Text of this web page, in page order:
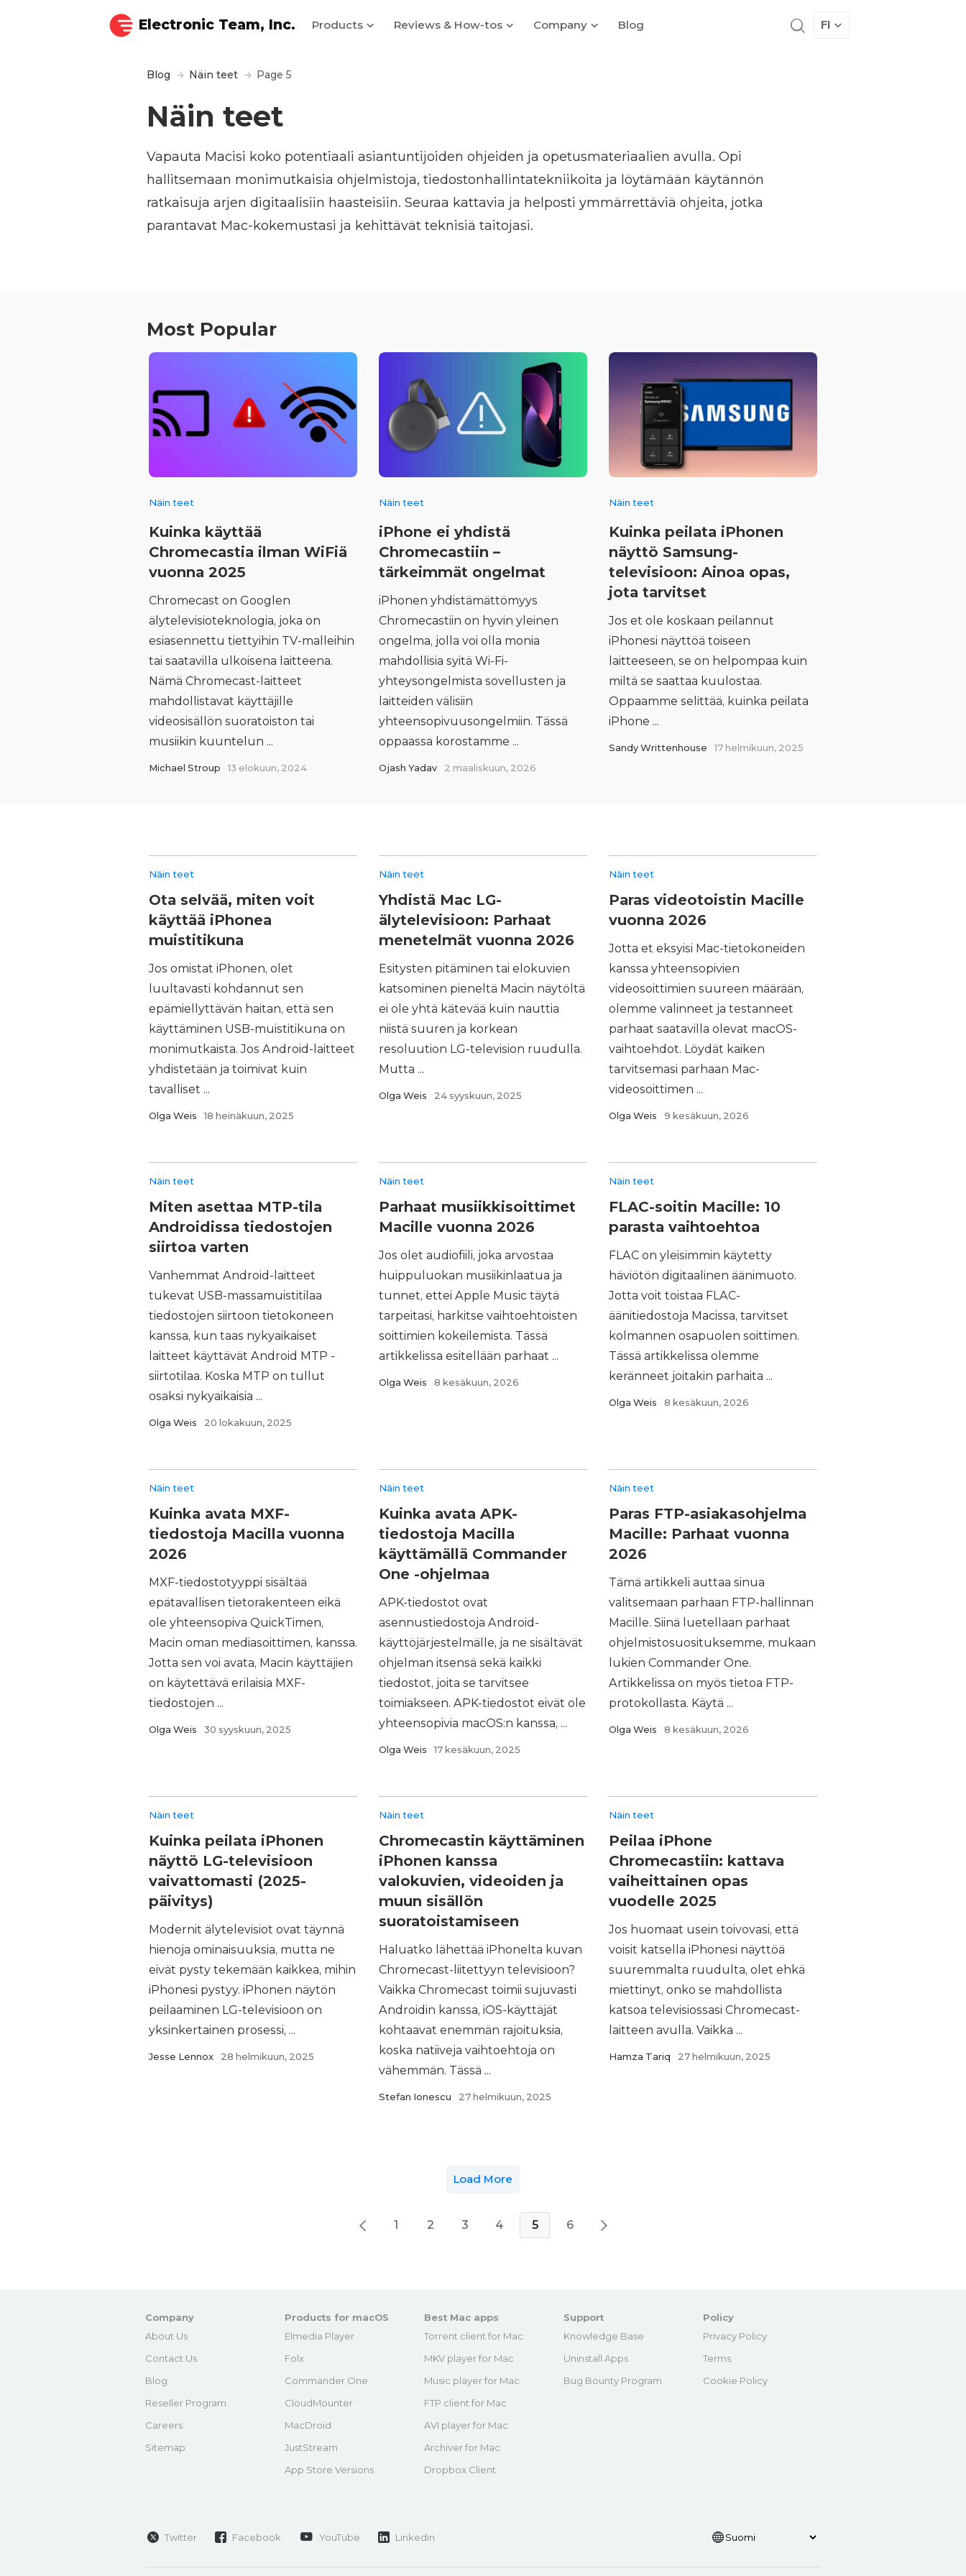
Electronic Team, Inc. Products Reviews & How-tos Company Blog FI
Blog Näin teet Page 5
Näin teet
Vapauta Macisi koko potentiaali asiantuntijoiden ohjeiden ja opetusmateriaalien avulla. Opi
hallitsemaan monimutkaisia ohjelmistoja, tiedostonhallintatekniikoita ja löytämään käytännön
ratkaisuja arjen digitaalisiin haasteisiin. Seuraa kattavia ja helposti ymmärrettäviä ohjeita, jotka
parantavat Mac-kokemustasi ja kehittävät teknisiä taitojasi.
Most Popular
Näin teet
Kuinka käyttää
Chromecastia ilman WiFiä
vuonna 2025
Chromecast on Googlen
älytelevisioteknologia, joka on
esiasennettu tiettyihin TV-malleihin
tai saatavilla ulkoisena laitteena.
Nämä Chromecast-laitteet
mahdollistavat käyttäjille
videosisällön suoratoiston tai
musiikin kuuntelun ...
Michael Stroup 13 elokuun, 2024
Näin teet
iPhone ei yhdistä
Chromecastiin –
tärkeimmät ongelmat
iPhonen yhdistämättömyys
Chromecastiin on hyvin yleinen
ongelma, jolla voi olla monia
mahdollisia syitä Wi‑Fi-
yhteysongelmista sovellusten ja
laitteiden välisiin
yhteensopivuusongelmiin. Tässä
oppaassa korostamme ...
Ojash Yadav 2 maaliskuun, 2026
Näin teet
Kuinka peilata iPhonen
näyttö Samsung-
televisioon: Ainoa opas,
jota tarvitset
Jos et ole koskaan peilannut
iPhonesi näyttöä toiseen
laitteeseen, se on helpompaa kuin
miltä se saattaa kuulostaa.
Oppaamme selittää, kuinka peilata
iPhone ...
Sandy Writtenhouse 17 helmikuun, 2025
Näin teet
Ota selvää, miten voit
käyttää iPhonea
muistitikuna
Jos omistat iPhonen, olet
luultavasti kohdannut sen
epämiellyttävän haitan, että sen
käyttäminen USB-muistitikuna on
monimutkaista. Jos Android-laitteet
yhdistetään ja toimivat kuin
tavalliset ...
Olga Weis 18 heinäkuun, 2025
Näin teet
Yhdistä Mac LG-
älytelevisioon: Parhaat
menetelmät vuonna 2026
Esitysten pitäminen tai elokuvien
katsominen pieneltä Macin näytöltä
ei ole yhtä kätevää kuin nauttia
niistä suuren ja korkean
resoluution LG-television ruudulla.
Mutta ...
Olga Weis 24 syyskuun, 2025
Näin teet
Paras videotoistin Macille
vuonna 2026
Jotta et eksyisi Mac-tietokoneiden
kanssa yhteensopivien
videosoittimien suureen määrään,
olemme valinneet ja testanneet
parhaat saatavilla olevat macOS-
vaihtoehdot. Löydät kaiken
tarvitsemasi parhaan Mac-
videosoittimen ...
Olga Weis 9 kesäkuun, 2026
Näin teet
Miten asettaa MTP-tila
Androidissa tiedostojen
siirtoa varten
Vanhemmat Android-laitteet
tukevat USB-massamuistitilaa
tiedostojen siirtoon tietokoneen
kanssa, kun taas nykyaikaiset
laitteet käyttävät Android MTP -
siirtotilaa. Koska MTP on tullut
osaksi nykyaikaisia ...
Olga Weis 20 lokakuun, 2025
Näin teet
Parhaat musiikkisoittimet
Macille vuonna 2026
Jos olet audiofiili, joka arvostaa
huippuluokan musiikinlaatua ja
tunnet, ettei Apple Music täytä
tarpeitasi, harkitse vaihtoehtoisten
soittimien kokeilemista. Tässä
artikkelissa esitellään parhaat ...
Olga Weis 8 kesäkuun, 2026
Näin teet
FLAC-soitin Macille: 10
parasta vaihtoehtoa
FLAC on yleisimmin käytetty
häviötön digitaalinen äänimuoto.
Jotta voit toistaa FLAC-
äänitiedostoja Macissa, tarvitset
kolmannen osapuolen soittimen.
Tässä artikkelissa olemme
keränneet joitakin parhaita ...
Olga Weis 8 kesäkuun, 2026
Näin teet
Kuinka avata MXF-
tiedostoja Macilla vuonna
2026
MXF-tiedostotyyppi sisältää
epätavallisen tietorakenteen eikä
ole yhteensopiva QuickTimen,
Macin oman mediasoittimen, kanssa.
Jotta sen voi avata, Macin käyttäjien
on käytettävä erilaisia MXF-
tiedostojen ...
Olga Weis 30 syyskuun, 2025
Näin teet
Kuinka avata APK-
tiedostoja Macilla
käyttämällä Commander
One -ohjelmaa
APK-tiedostot ovat
asennustiedostoja Android-
käyttöjärjestelmälle, ja ne sisältävät
ohjelman itsensä sekä kaikki
tiedostot, joita se tarvitsee
toimiakseen. APK-tiedostot eivät ole
yhteensopivia macOS:n kanssa, ...
Olga Weis 17 kesäkuun, 2025
Näin teet
Paras FTP-asiakasohjelma
Macille: Parhaat vuonna
2026
Tämä artikkeli auttaa sinua
valitsemaan parhaan FTP-hallinnan
Macille. Siinä luetellaan parhaat
ohjelmistosuosituksemme, mukaan
lukien Commander One.
Artikkelissa on myös tietoa FTP-
protokollasta. Käytä ...
Olga Weis 8 kesäkuun, 2026
Näin teet
Kuinka peilata iPhonen
näyttö LG-televisioon
vaivattomasti (2025-
päivitys)
Modernit älytelevisiot ovat täynnä
hienoja ominaisuuksia, mutta ne
eivät pysty tekemään kaikkea, mihin
iPhonesi pystyy. iPhonen näytön
peilaaminen LG-televisioon on
yksinkertainen prosessi, ...
Jesse Lennox 28 helmikuun, 2025
Näin teet
Chromecastin käyttäminen
iPhonen kanssa
valokuvien, videoiden ja
muun sisällön
suoratoistamiseen
Haluatko lähettää iPhonelta kuvan
Chromecast-liitettyyn televisioon?
Vaikka Chromecast toimii sujuvasti
Androidin kanssa, iOS-käyttäjät
kohtaavat enemmän rajoituksia,
koska natiiveja vaihtoehtoja on
vähemmän. Tässä ...
Stefan Ionescu 27 helmikuun, 2025
Näin teet
Peilaa iPhone
Chromecastiin: kattava
vaiheittainen opas
vuodelle 2025
Jos huomaat usein toivovasi, että
voisit katsella iPhonesi näyttöä
suuremmalta ruudulta, olet ehkä
miettinyt, onko se mahdollista
katsoa televisiossasi Chromecast-
laitteen avulla. Vaikka ...
Hamza Tariq 27 helmikuun, 2025
Load More
1 2 3 4 5 6
Company
About Us
Contact Us
Blog
Reseller Program
Careers
Sitemap
Products for macOS
Elmedia Player
Folx
Commander One
CloudMounter
MacDroid
JustStream
App Store Versions
Best Mac apps
Torrent client for Mac
MKV player for Mac
Music player for Mac
FTP client for Mac
AVI player for Mac
Archiver for Mac
Dropbox Client
Support
Knowledge Base
Uninstall Apps
Bug Bounty Program
Policy
Privacy Policy
Terms
Cookie Policy
Twitter Facebook YouTube Linkedin